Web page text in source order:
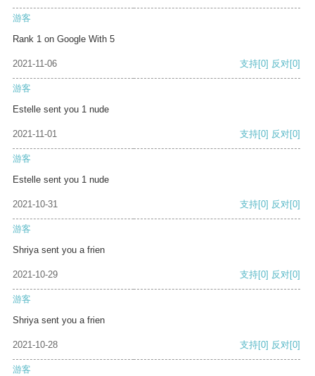
游客
Rank 1 on Google With 5
2021-11-06 支持[0] 反对[0]
游客
Estelle sent you 1 nude
2021-11-01 支持[0] 反对[0]
游客
Estelle sent you 1 nude
2021-10-31 支持[0] 反对[0]
游客
Shriya sent you a frien
2021-10-29 支持[0] 反对[0]
游客
Shriya sent you a frien
2021-10-28 支持[0] 反对[0]
游客